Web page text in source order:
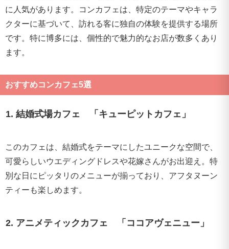
に人気があります。コンカフェは、特定のテーマやキャラ
クターに基づいて、訪れる客に独自の体験を提供する場所
です。特に博多には、個性的で魅力的なお店が数多くあり
ます。
おすすめコンカフェ5選
1. 結婚式場カフェ 「キューピットカフェ」
このカフェは、結婚式をテーマにしたユニークな空間で、
可愛らしいウエディングドレスや花嫁さんがお出迎え。特
別な日にピッタリのメニューが揃っており、アフタヌーン
ティーも楽しめます。
2. アニメティックカフェ 「ココアヴェニュー」